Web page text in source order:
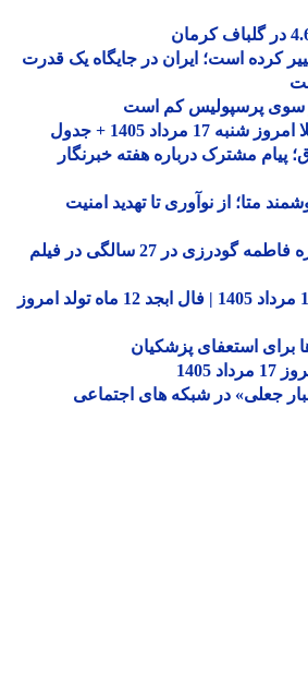
است؛ ایران در جایگاه یک قدرت
پرسپولیس کم است
1405 + جدول
مشترک درباره هفته خبرنگار
از نوآوری تا تهدید امنیت
عکس| سفر زمان؛ چهره فاطمه گودرزی در 27 سالگی در فیلم
فال ابجد امروز شنبه 17 مرداد 1405 | فال ابجد 12 ماه تولد امروز
استعفای پزشکیان
جعلی» در شبکه های اجتماعی